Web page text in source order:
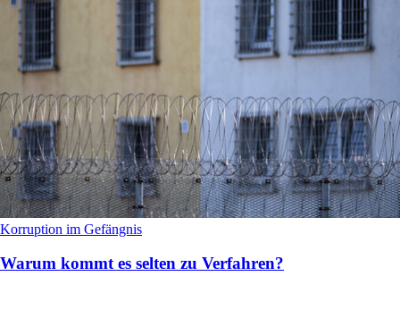
Korruption im Gefängnis
Warum kommt es selten zu Verfahren?